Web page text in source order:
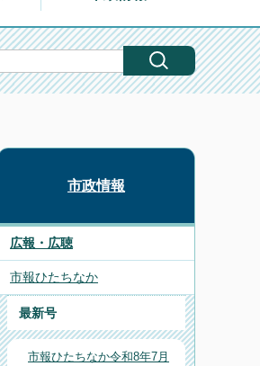
市政情報
広報・広聴
市報ひたちなか
最新号
市報ひたちなか令和8年7月